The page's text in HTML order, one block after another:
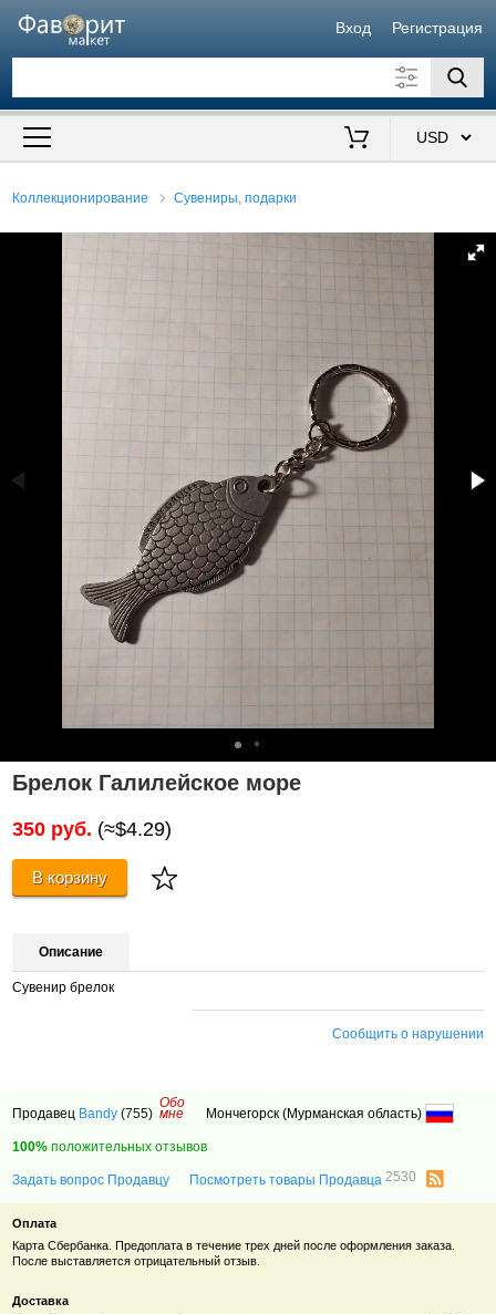
Вход Регистрация
Искать также в описании
Коллекционирование Сувениры, подарки
Брелок Галилейское море
350 руб. (≈$4.29)
В корзину
Описание
Сувенир брелок
Сообщить о нарушении
Продавец Bandy (755)
Обо
мне Мончегорск (Мурманская область)
100% положительных отзывов
Задать вопрос Продавцу Посмотреть товары Продавца2530
Оплата
Карта Сбербанка. Предоплатав течение трех дней после оформления заказа.
После выставляется отрицательный отзыв.
Доставка